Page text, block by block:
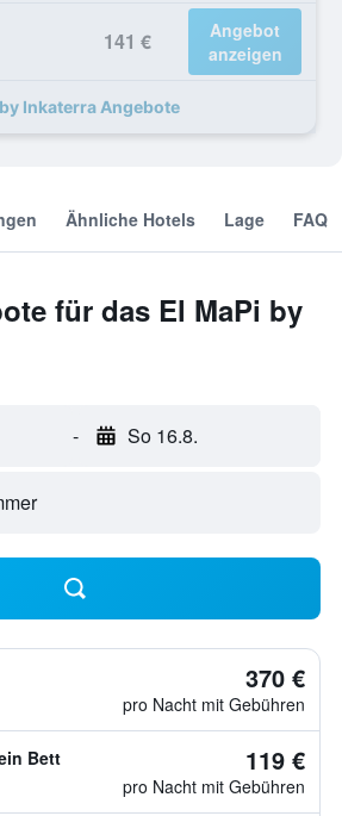
141 €
Angebot
anzeigen
Inkaterra Angebote
Ähnliche Hotels Lage FAQ
für das El MaPi by
- So 16.8.
370 €
pro Nacht mit Gebühren
Bett
119 €
pro Nacht mit Gebühren